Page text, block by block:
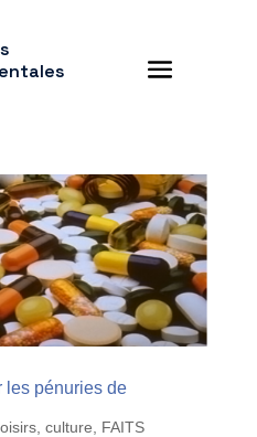
les pénuries de
culture
FAITS